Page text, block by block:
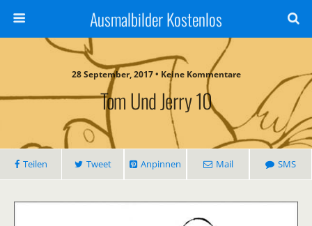
Ausmalbilder Kostenlos
28 September, 2017 • Keine Kommentare
Tom Und Jerry 10
Teilen Tweet Anpinnen Mail SMS